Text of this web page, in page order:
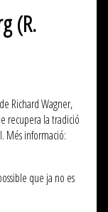
(R.
Richard Wagner,
recupera la tradició
Més informació:
que ja no es